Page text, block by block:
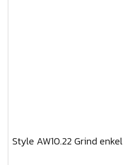
Style AW10.22 Grind enkel